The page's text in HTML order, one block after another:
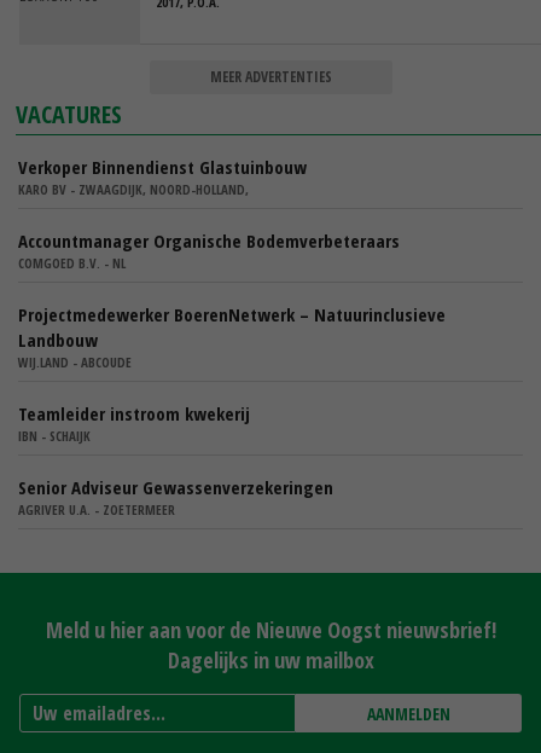
MEER ADVERTENTIES
VACATURES
Verkoper Binnendienst Glastuinbouw
KARO BV - ZWAAGDIJK, NOORD-HOLLAND,
Accountmanager Organische Bodemverbeteraars
COMGOED B.V. - NL
Projectmedewerker BoerenNetwerk – Natuurinclusieve
Landbouw
WIJ.LAND - ABCOUDE
Teamleider instroom kwekerij
IBN - SCHAIJK
Senior Adviseur Gewassenverzekeringen
AGRIVER U.A. - ZOETERMEER
Meld u hier aan voor de Nieuwe Oogst nieuwsbrief!
Dagelijks in uw mailbox
AANMELDEN